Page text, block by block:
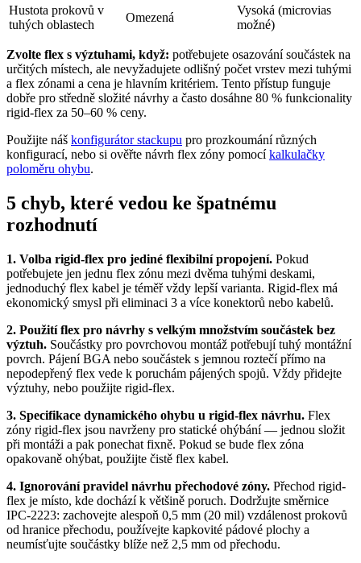
Hustota prokovů v
tuhých oblastech
Omezená
Vysoká (microvias
možné)
Zvolte flex s výztuhami, když: potřebujete osazování součástek na
určitých místech, ale nevyžadujete odlišný počet vrstev mezi tuhými
a flex zónami a cena je hlavním kritériem. Tento přístup funguje
dobře pro středně složité návrhy a často dosáhne 80 % funkcionality
rigid-flex za 50–60 % ceny.
Použijte náš konfigurátor stackupu pro prozkoumání různých
konfigurací, nebo si ověřte návrh flex zóny pomocíkalkulačky
poloměru ohybu.
5 chyb, které vedou ke špatnému
rozhodnutí
1. Volba rigid-flex pro jediné flexibilní propojení. Pokud
potřebujete jen jednu flex zónu mezi dvěma tuhými deskami,
jednoduchý flex kabel je téměř vždy lepší varianta. Rigid-flex má
ekonomický smysl při eliminaci 3 a více konektorů nebo kabelů.
2. Použití flex pro návrhy s velkým množstvím součástek bez
výztuh. Součástky pro povrchovou montáž potřebují tuhý montážní
povrch. Pájení BGA nebo součástek s jemnou roztečí přímo na
nepodepřený flex vede k poruchám pájených spojů. Vždy přidejte
výztuhy, nebo použijte rigid-flex.
3. Specifikace dynamického ohybu u rigid-flex návrhu. Flex
zóny rigid-flex jsou navrženy pro statické ohýbání — jednou složit
při montáži a pak ponechat fixně. Pokud se bude flex zóna
opakovaně ohýbat, použijte čistě flex kabel.
4. Ignorování pravidel návrhu přechodové zóny. Přechod rigid-
flex je místo, kde dochází k většině poruch. Dodržujte směrnice
IPC-2223: zachovejte alespoň 0,5 mm (20 mil) vzdálenost prokovů
od hranice přechodu, používejte kapkovité pádové plochy a
neumísťujte součástky blíže než 2,5 mm od přechodu.